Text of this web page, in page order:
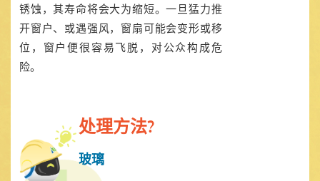
锈蚀，其寿命将会大为缩短。一旦猛力推
开窗户、或遇强风，窗扇可能会变形或移
位，窗户便很容易飞脱，对公众构成危
险。
处理方法?
玻璃